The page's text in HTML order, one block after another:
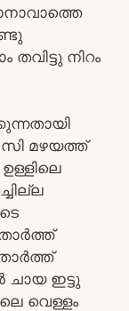
നിറം
സി മഴയത്ത്
ചായ ഇട്ടു
വെള്ളം